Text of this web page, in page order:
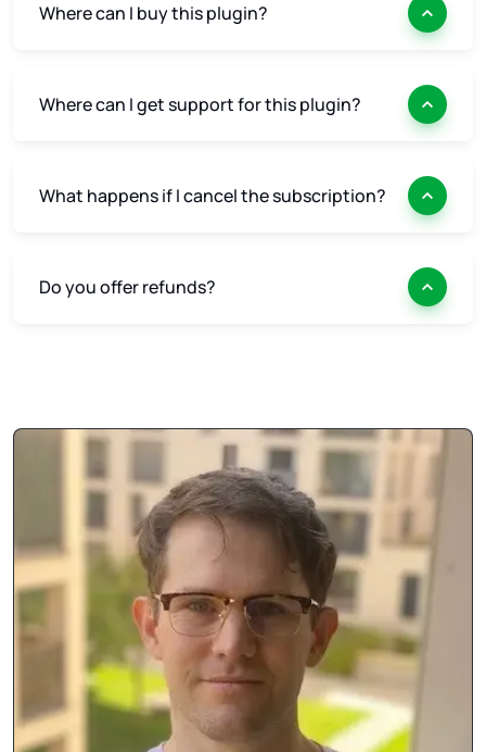
Where can I buy this plugin?
Where can I get support for this plugin?
What happens if I cancel the subscription?
Do you offer refunds?